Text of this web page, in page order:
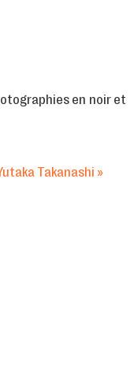
en noir et
Takanashi »